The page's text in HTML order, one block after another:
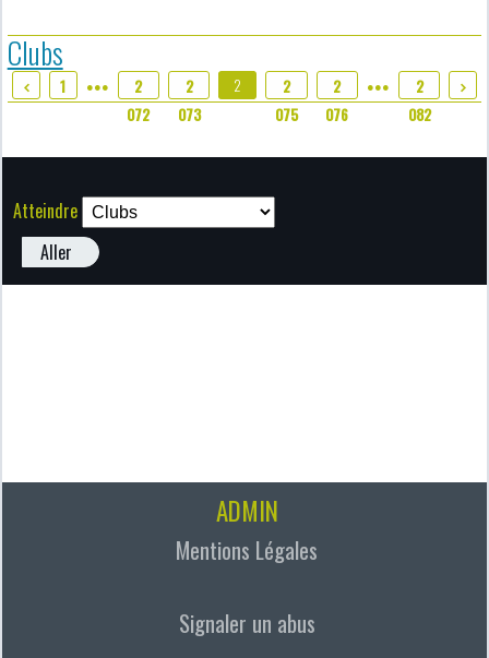
Clubs
1 ●●●
2
072
2
073
2
2
075
2
076
●●●
2
082
Atteindre
Aller
ADMIN
Mentions Légales
Signaler un abus